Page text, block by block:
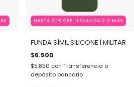
HASTA 20% OFF LLEVANDO 3 O MÁS
FUNDA SÍMIL SILICONE | MILITAR
$6.500
$5.850 con Transferencia o
depósito bancario